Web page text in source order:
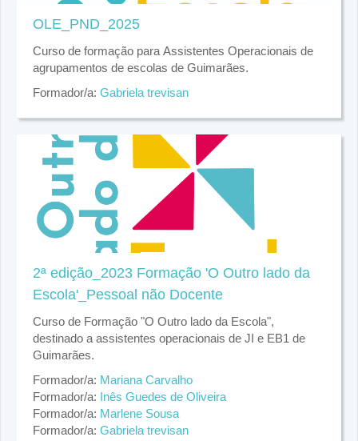
OLE_PND_2025
Curso de formação para Assistentes Operacionais de
agrupamentos de escolas de Guimarães.
Formador/a: Gabriela trevisan
2ª edição_2023 Formação 'O Outro lado da
Escola'_Pessoal não Docente
Curso de Formação "O Outro lado da Escola",
destinado a assistentes operacionais de JI e EB1 de
Guimarães.
Formador/a: Mariana Carvalho
Formador/a:
Inês Guedes de Oliveira
Formador/a: Marlene Sousa
Formador/a: Gabriela trevisan